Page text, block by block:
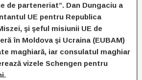
de parteneriat”. Dan Dungaciu a
UE pentru Republica
şi şeful misiunii UE de
în Moldova şi Ucraina (EUBAM)
maghiară, iar consulatul maghiar
vizele Schengen pentru